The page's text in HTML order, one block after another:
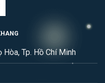
Hòa, Tp. Hồ Chí Minh